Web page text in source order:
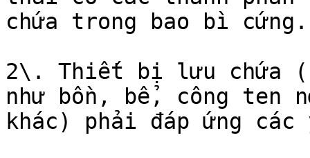
chứa trong bao bì cứng.
2\. Thiết bị lưu chứa
như bồn, bể, công ten
khác) phải đáp ứng các